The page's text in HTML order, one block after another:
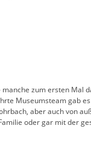
zum ersten Mal
Museumsteam gab
aber auch von
oder gar mit der